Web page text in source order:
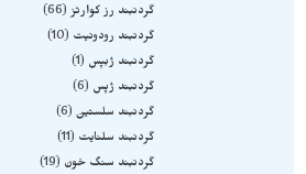
گردنبند رز کوارتز 66
گردنبند رودونیت
10
گردنبند ژبپس
1
گردنبند ژپس
6
گردنبند سلستین 6
گردنبند سلنایت
11
گردنبند سنگ خون
19